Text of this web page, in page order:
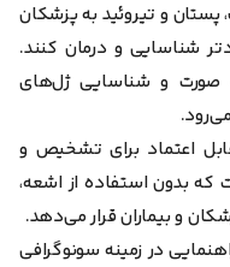
پستان و تیروئید به پزشکان
شناسایی و درمان کنند.
صورت و شناسایی ژل‌های
اعتماد برای تشخیص و
بدون استفاده از اشعه،
و بیماران قرار می‌دهد.
در زمینه سونوگرافی